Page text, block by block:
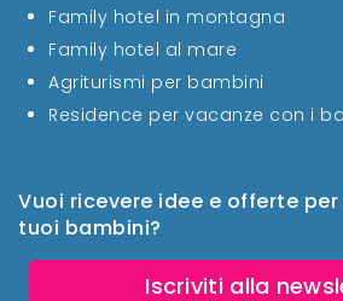
Vuoi ricevere idee e offerte
tuoi bambini?
Iscriviti alla
Family hotel in montagna
Family hotel al mare
Agriturismi per bambini
Residence per vacanze con i